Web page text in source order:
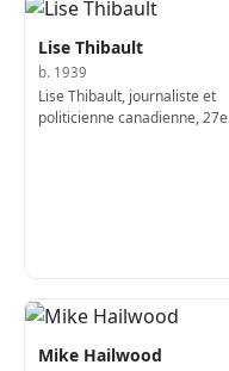
Lise Thibault
b. 1939
Lise Thibault, journaliste et
politicienne canadienne, 27e
Mike Hailwood